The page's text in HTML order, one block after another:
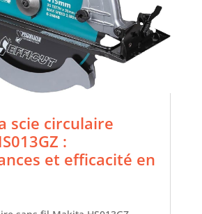
scie circulaire
:
et efficacité en